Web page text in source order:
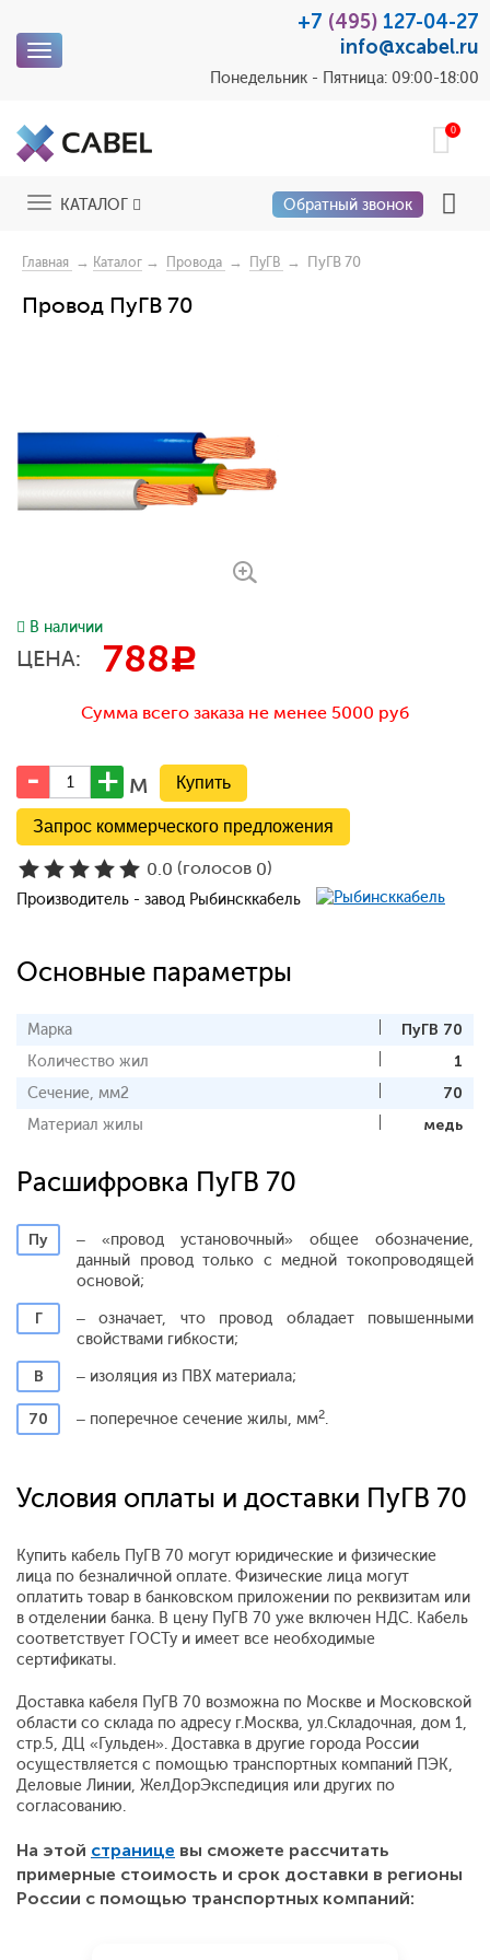
Toggle
+7 (495) 127-04-27
info@xcabel.ru
Понедельник - Пятница: 09:00-18:00
0
ToggleКАТАЛОГ Обратный звонок
Главная → Каталог → Провода → ПуГВ → ПуГВ 70
Провод ПуГВ 70
В наличии
ЦЕНА: 788c
Сумма всего заказа не менее 5000 руб
м
Запрос коммерческого предложения
0.0 (голосов 0)
Производитель - завод Рыбинсккабель
Основные параметры
Марка
ПуГВ 70
Количество жил
1
Сечение, мм2
70
Материал жилы
медь
Расшифровка ПуГВ 70
Пу
– «провод установочный» общее обозначение,
данный провод только с медной токопроводящей
основой;
Г
– означает, что провод обладает повышенными
свойствами гибкости;
В
– изоляция из ПВХ материала;
70 – поперечное сечение жилы, мм2.
Условия оплаты и доставки ПуГВ 70
Купить кабель ПуГВ 70 могут юридические и физические
лица по безналичной оплате. Физические лица могут
оплатить товар в банковском приложении по реквизитам или
в отделении банка. В цену ПуГВ 70 уже включен НДС. Кабель
соответствует ГОСТу и имеет все необходимые
сертификаты.
Доставка кабеля ПуГВ 70 возможна по Москве и Московской
области со склада по адресу г.Москва, ул.Складочная, дом 1,
стр.5, ДЦ «Гульден». Доставка в другие города России
осуществляется с помощью транспортных компаний ПЭК,
Деловые Линии, ЖелДорЭкспедиция или других по
согласованию.
На этой странице вы сможете рассчитать
примерные стоимость и срок доставки в регионы
России с помощью транспортных компаний: